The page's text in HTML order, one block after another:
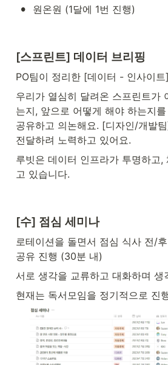
• 원온원 (1달에 1번 진행)
[스프린트] 데이터 브리핑
PO팀이 정리한 [데이터 - 인사이
우리가 열심히 달려온 스프린트가
는지, 앞으로 어떻게 해야 하는지
공유하고 의논해요. [디자인/개발
전달하려 노력하고 있어요.
루빗은 데이터 인프라가 투명하고,
고 있습니다.
[수] 점심 세미나
로테이션을 돌면서 점심 식사 전/
공유 진행 (30분 내)
서로 생각을 교류하고 대화하며 생
현재는 독서모임을 정기적으로 진